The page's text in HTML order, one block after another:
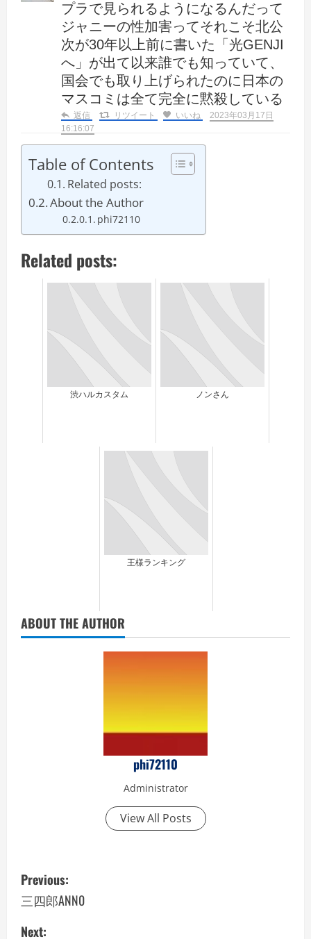
プラで見られるようになるんだって
ジャニーの性加害ってそれこそ北公
次が30年以上前に書いた「光GENJI
へ」が出て以来誰でも知っていて、
国会でも取り上げられたのに日本の
マスコミは全て完全に黙殺している
返信 リツイート いいね
2023年03月17日
16:16:07
Table of Contents
Related posts:
About the Author
phi72110
Related posts:
渋ハルカスタム ノンさん
王様ランキング
ABOUT THE AUTHOR
phi72110
Administrator
View All Posts
P
o
s
Previous:
三四郎ANN0
Next: